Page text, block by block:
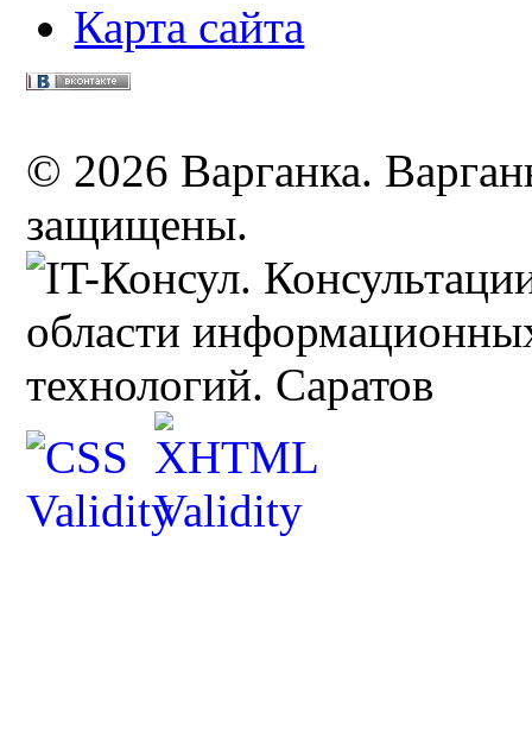
Карта сайта
© 2026 Варганка.
защищены.